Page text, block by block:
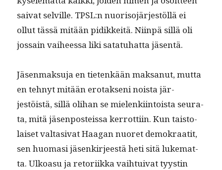
sai­vat selville. TPSL:n nuoriso­jär­jestöl­lä ei
ollut tässä mitään pidikkeitä. Niin­pä sil­lä oli
jos­sain vai­heessa liki satatuhat­ta jäsentä.
Jäsen­mak­su­ja en tietenkään mak­sanut, mut­ta
en tehnyt mitään ero­tak­seni noista jär­
jestöistä, sil­lä oli­han se mie­lenki­in­toista seu­ra­
ta, mitä jäsen­posteis­sa ker­rot­ti­in. Kun tais­to­
laiset val­ta­si­vat Haa­gan nuoret demokraatit,
sen huo­masi jäsenkir­jeestä heti sitä luke­mat­
ta. Ulkoa­su ja retori­ik­ka vai­h­tu­i­v­at tyystin